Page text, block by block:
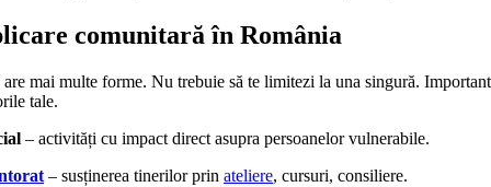
comunitară în România
mai multe forme. Nu trebuie să te limitezi la una singură.
tale.
– activități cu impact direct asupra persoanelor vulnerabile.
– susținerea tinerilor prin ateliere, cursuri, consiliere.